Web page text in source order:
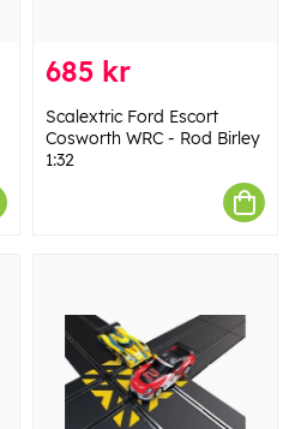
685 kr
Scalextric Ford Escort
Cosworth WRC - Rod Birley
1:32